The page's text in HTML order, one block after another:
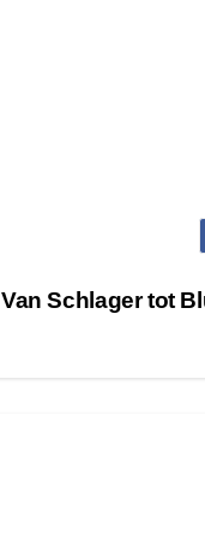
Van Schlager tot